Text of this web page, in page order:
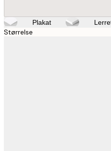
Plakat
Størrelse